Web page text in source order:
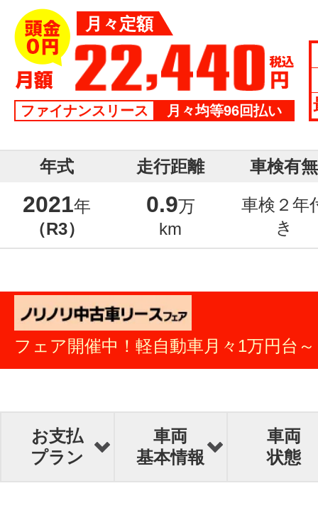
月々定額
ファイナンスリース 月々均等96回払い
年式 走行距離 車検有無
2021年
（R3）
0.9万
km
車検２年
き
フェア開催中！軽自動車月々1万円台～
お支払
プラン
車両
基本情報
車両
状態